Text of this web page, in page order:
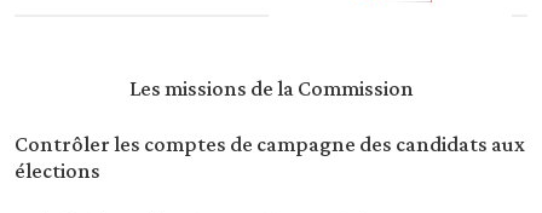
Les missions de la Commission
Contrôler les comptes de campagne des candidats aux
élections